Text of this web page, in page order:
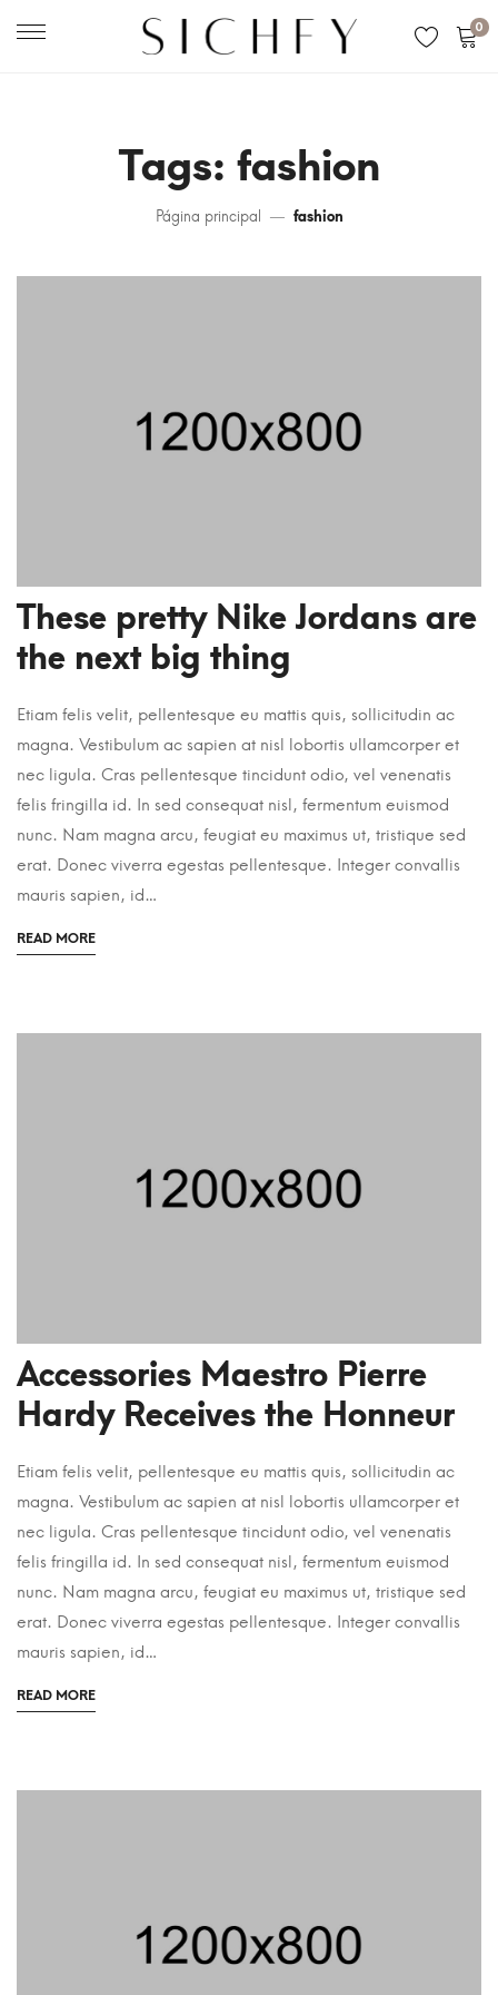
0
Tags: fashion
Página principal fashion
These pretty Nike Jordans are
the next big thing
Etiam felis velit, pellentesque eu mattis quis, sollicitudin ac
magna. Vestibulum ac sapien at nisl lobortis ullamcorper et
nec ligula. Cras pellentesque tincidunt odio, vel venenatis
felis fringilla id. In sed consequat nisl, fermentum euismod
nunc. Nam magna arcu, feugiat eu maximus ut, tristique sed
erat. Donec viverra egestas pellentesque. Integer convallis
mauris sapien, id…
READ MORE
Accessories Maestro Pierre
Hardy Receives the Honneur
Etiam felis velit, pellentesque eu mattis quis, sollicitudin ac
magna. Vestibulum ac sapien at nisl lobortis ullamcorper et
nec ligula. Cras pellentesque tincidunt odio, vel venenatis
felis fringilla id. In sed consequat nisl, fermentum euismod
nunc. Nam magna arcu, feugiat eu maximus ut, tristique sed
erat. Donec viverra egestas pellentesque. Integer convallis
mauris sapien, id…
READ MORE